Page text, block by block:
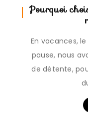
Pourquoi
En vacances,
pause, nous
de détente,